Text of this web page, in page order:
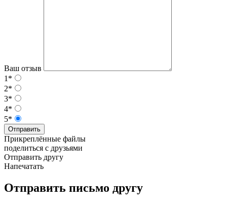
Ваш отзыв
1*
2*
3*
4*
5*
Отправить
Прикреплённые файлы
поделиться с друзьями
Отправить другу
Напечатать
Отправить письмо другу